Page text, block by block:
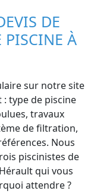
DE
PISCINE À
sur notre site
type de piscine
travaux
de filtration,
Nous
piscinistes de
qui vous
attendre ?